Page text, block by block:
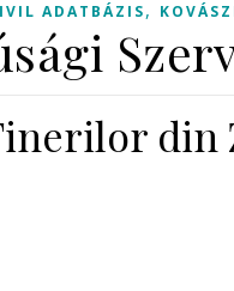
ADATBÁZIS,
din